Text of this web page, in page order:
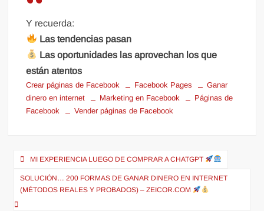
Y recuerda:
Las tendencias pasan
Las oportunidades las aprovechan los que
están atentos
Crear páginas de Facebook Facebook Pages
Ganar
dinero en internet
Marketing en Facebook
Páginas de
Facebook
Vender páginas de Facebook
Navegación
de
entradas
MI EXPERIENCIA LUEGO DE COMPRAR A CHATGPT
SOLUCIÓN… 200 FORMAS DE GANAR DINERO EN INTERNET
(MÉTODOS REALES Y PROBADOS) – ZEICOR.COM